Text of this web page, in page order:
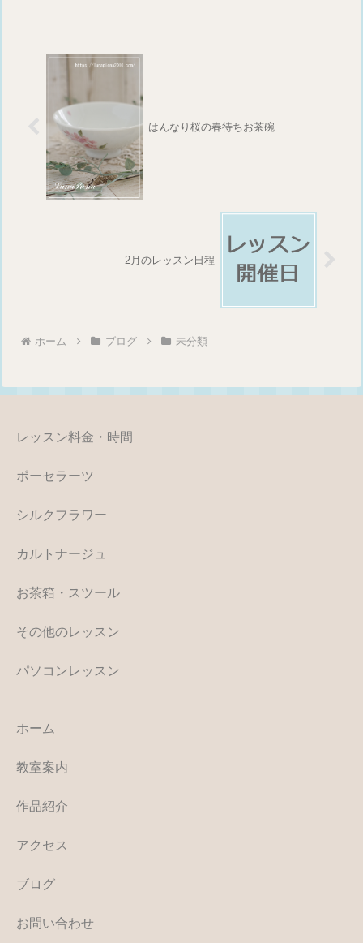
はんなり桜の春待ちお茶碗
2月のレッスン日程
ホーム ブログ 未分類
レッスン料金・時間
ポーセラーツ
シルクフラワー
カルトナージュ
お茶箱・スツール
その他のレッスン
パソコンレッスン
ホーム
教室案内
作品紹介
アクセス
ブログ
お問い合わせ